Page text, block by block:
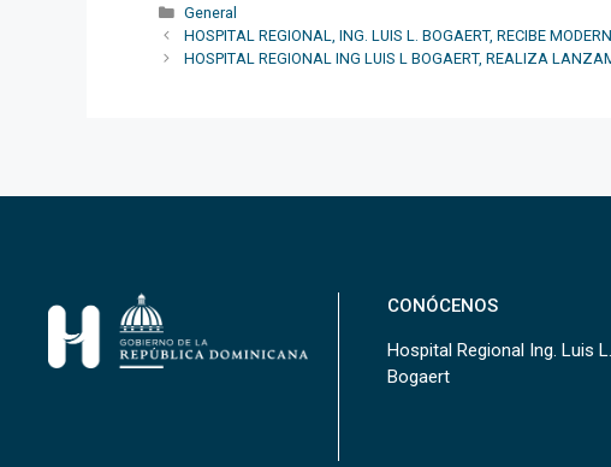
Categorías
General
HOSPITAL REGIONAL, ING. LUIS L. BOGAERT, RECIBE
HOSPITAL REGIONAL ING LUIS L BOGAERT, REALIZA
CONÓCENOS
Hospital Regional Ing. Luis L.
Bogaert